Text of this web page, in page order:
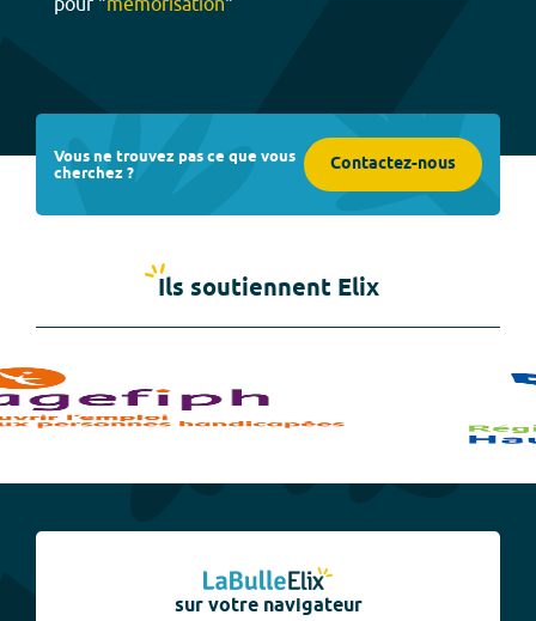
Vous ne trouvez pas ce que vous
cherchez ? Contactez-nous
Ils soutiennent Elix
sur votre navigateur